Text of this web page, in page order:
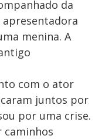
da
apresentadora
menina. A
com o ator
juntos por
por uma crise.
caminhos